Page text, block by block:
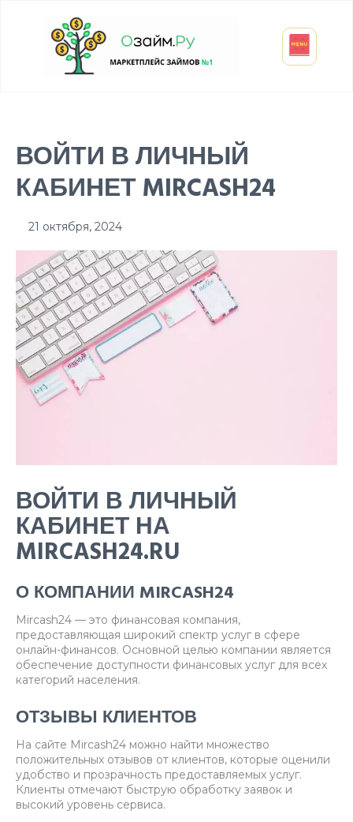
ВОЙТИ В ЛИЧНЫЙ
КАБИНЕТ MIRCASH24
21 октября, 2024
ВОЙТИ В ЛИЧНЫЙ
КАБИНЕТ НА
MIRCASH24.RU
О КОМПАНИИ MIRCASH24
Mircash24 — это финансовая компания,
предоставляющая широкий спектр услуг в сфере
онлайн-финансов. Основной целью компании является
обеспечение доступности финансовых услуг для всех
категорий населения.
ОТЗЫВЫ КЛИЕНТОВ
На сайте Mircash24 можно найти множество
положительных отзывов от клиентов, которые оценили
удобство и прозрачность предоставляемых услуг.
Клиенты отмечают быструю обработку заявок и
высокий уровень сервиса.